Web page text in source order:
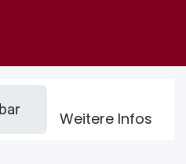
Weitere Infos